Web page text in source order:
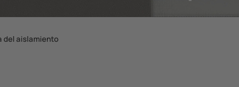
del aislamiento